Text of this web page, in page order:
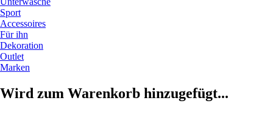
Sport
Accessoires
Für ihn
Dekoration
Outlet
Marken
Wird zum Warenkorb hinzugefügt...